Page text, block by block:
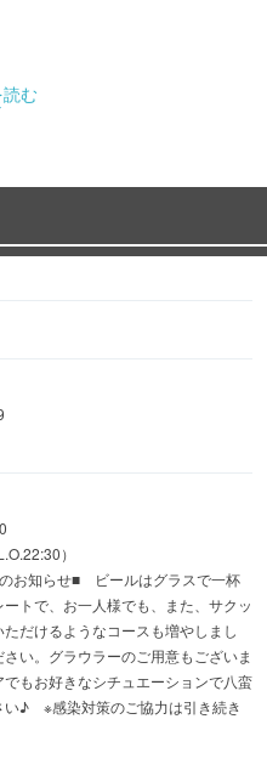
】
使ったマスター自慢のも
の定番おまかせコース 歓
5,940円（税込）
＋飲み放題120
）
＋飲み放題120
）
！
4分
む
）
お知らせ■ ビールはグラスで一杯
トで、お一人様でも、また、サクッ
だけるようなコースも増やしまし
い。グラウラーのご用意もございま
もお好きなシチュエーションで八蛮
い♪ ※感染対策のご協力は引き続き